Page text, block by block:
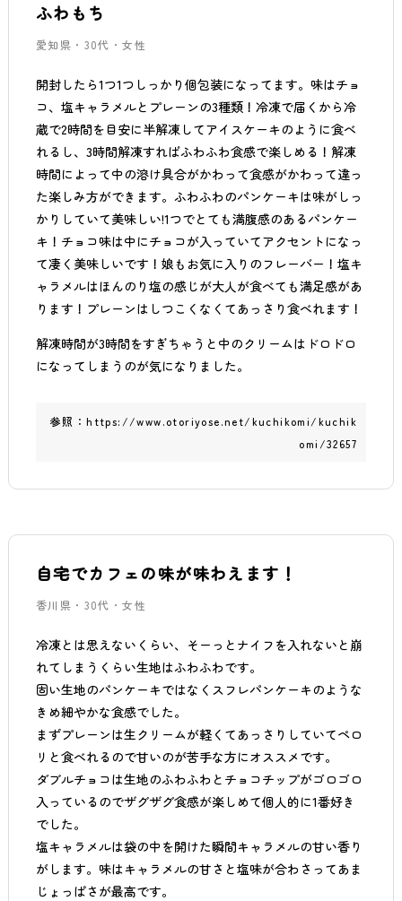
ふわもち
愛知県・30代・女性
開封したら1つ1つしっかり個包装になってます。味はチョ
コ、塩キャラメルとプレーンの3種類！冷凍で届くから冷
蔵で2時間を目安に半解凍してアイスケーキのように食べ
れるし、3時間解凍すればふわふわ食感で楽しめる！解凍
時間によって中の溶け具合がかわって食感がかわって違っ
た楽しみ方ができます。ふわふわのパンケーキは味がしっ
かりしていて美味しい!1つでとても満腹感のあるパンケー
キ！チョコ味は中にチョコが入っていてアクセントになっ
て凄く美味しいです！娘もお気に入りのフレーバー！塩キ
ャラメルはほんのり塩の感じが大人が食べても満足感があ
ります！プレーンはしつこくなくてあっさり食べれます！
解凍時間が3時間をすぎちゃうと中のクリームはドロドロ
になってしまうのが気になりました。
参照：https://www.otoriyose.net/kuchikomi/kuchik
omi/32657
自宅でカフェの味が味わえます！
香川県・30代・女性
冷凍とは思えないくらい、そーっとナイフを入れないと崩
れてしまうくらい生地はふわふわです。
固い生地のパンケーキではなくスフレパンケーキのような
きめ細やかな食感でした。
まずプレーンは生クリームが軽くてあっさりしていてペロ
リと食べれるので甘いのが苦手な方にオススメです。
ダブルチョコは生地のふわふわとチョコチップがゴロゴロ
入っているのでザグザグ食感が楽しめて個人的に1番好き
でした。
塩キャラメルは袋の中を開けた瞬間キャラメルの甘い香り
がします。味はキャラメルの甘さと塩味が合わさってあま
じょっぱさが最高です。